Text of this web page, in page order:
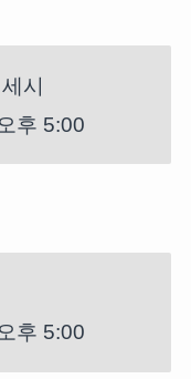
시
후 5:00
후 5:00